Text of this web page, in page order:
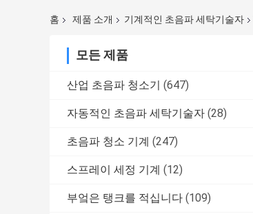
홈 제품 소개 기계적인 초음파 세탁기술자
모든 제품
산업 초음파 청소기 (647)
자동적인 초음파 세탁기술자 (28)
초음파 청소 기계 (247)
스프레이 세정 기계 (12)
부엌은 탱크를 적십니다 (109)